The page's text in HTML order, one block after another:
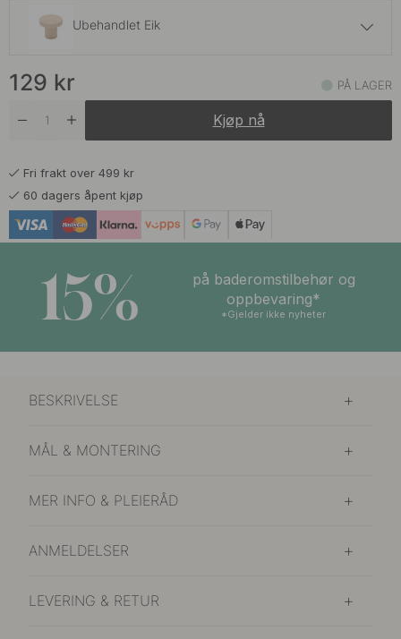
Ubehandlet Eik
Eik På lager
På lager
Sort
129 kr PÅ LAGER
Kjøp nå
Fri frakt over 499 kr
60 dagers åpent kjøp
15%
på baderomstilbehør og
oppbevaring*
*Gjelder ikke nyheter
BESKRIVELSE
MÅL & MONTERING
MER INFO & PLEIERÅD
ANMELDELSER
LEVERING & RETUR